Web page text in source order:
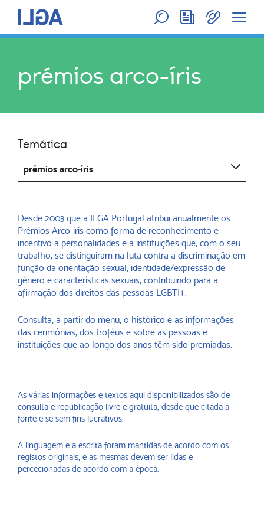
prémios arco-íris
Temática
prémios arco-íris Abrir
Desde 2003 que a ILGA Portugal atribui anualmente os
Prémios Arco-íris como forma de reconhecimento e
incentivo a personalidades e a instituições que, com o seu
trabalho, se distinguiram na luta contra a discriminação em
função da orientação sexual, identidade/expressão de
género e características sexuais, contribuindo para a
afirmação dos direitos das pessoas LGBTI+.
Consulta, a partir do menu, o histórico e as informações
das cerimónias, dos troféus e sobre as pessoas e
instituições que ao longo dos anos têm sido premiadas.
As várias informações e textos aqui disponibilizados são de
consulta e republicação livre e gratuita, desde que citada a
fonte e se sem fins lucrativos.
A linguagem e a escrita foram mantidas de acordo com os
registos originais, e as mesmas devem ser lidas e
percecionadas de acordo com a época.